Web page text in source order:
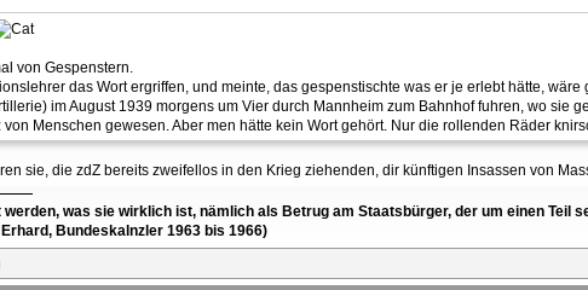
von Gespenstern.
das Wort ergriffen, und meinte, das gespenstischte was er je erlebt hätte,
im August 1939 morgens um Vier durch Mannheim zum Bahnhof fuhren, wo sie
Menschen gewesen. Aber men hätte kein Wort gehört. Nur die rollenden Räder
sie, die zdZ bereits zweifellos in den Krieg ziehenden, dir künftigen Insassen von
was sie wirklich ist, nämlich als Betrug am Staatsbürger, der um einen Teil
Bundeskalnzler 1963 bis 1966)